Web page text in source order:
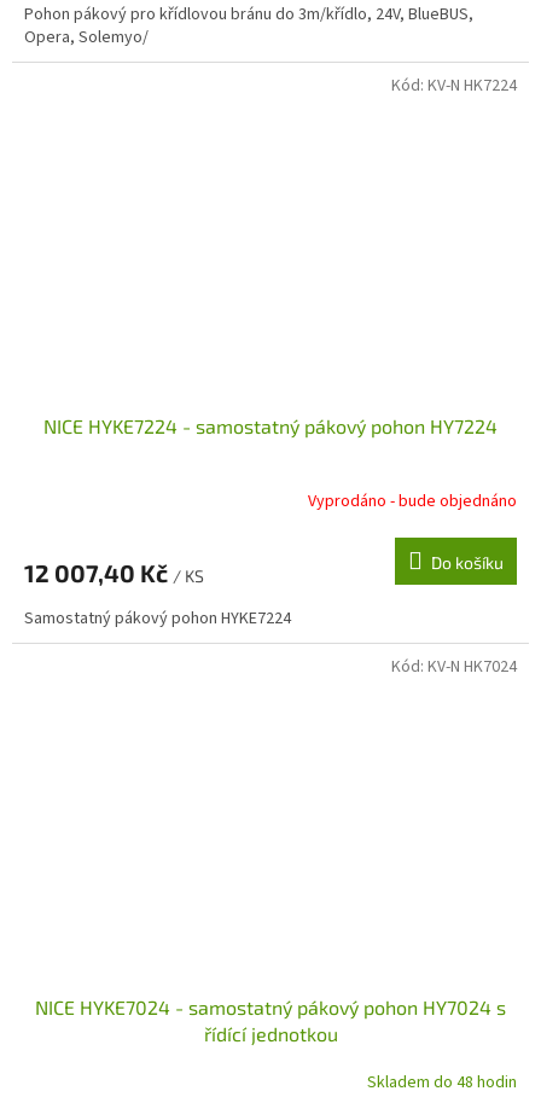
Pohon pákový pro křídlovou bránu do 3m/křídlo, 24V, BlueBUS,
Opera, Solemyo/
NICE HYKE7224 - samostatný pákový pohon HY7224
Vyprodáno - bude objednáno
12 007,40 Kč / KS
Do košíku
Samostatný pákový pohon HYKE7224
Kód: KV-N HK7224
NICE HYKE7024 - samostatný pákový pohon HY7024 s
řídící jednotkou
Skladem do 48 hodin
Kód: KV-N HK7024